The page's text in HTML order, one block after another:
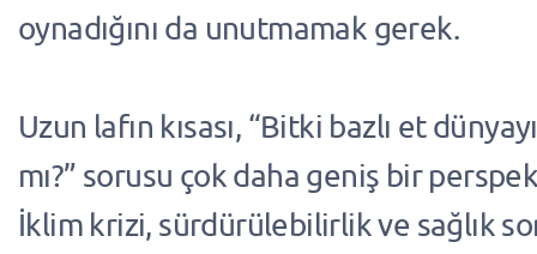
oynadığını da unutmamak gerek.
Uzun lafın kısası, “Bitki bazlı et
mı?” sorusu çok daha geniş bir
İklim krizi, sürdürülebilirlik ve sağlık